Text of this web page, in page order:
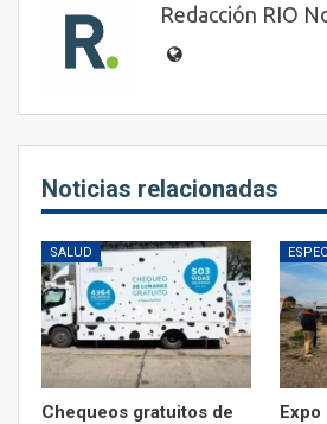
Redacción RIO
Noticias relacionadas
SALUD
Chequeos gratuitos de
Expo